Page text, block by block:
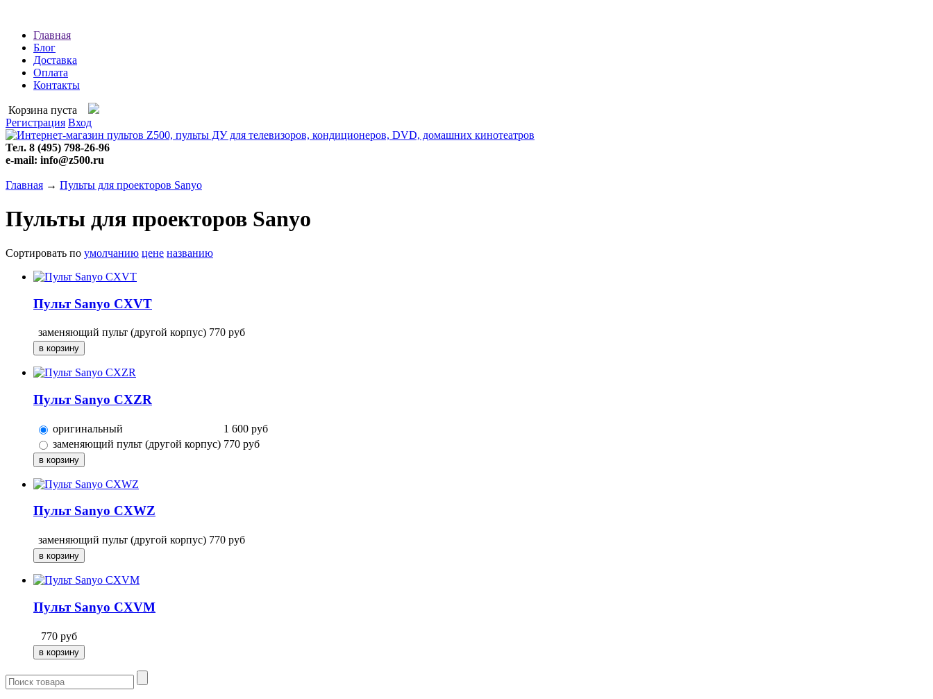
Главная
Блог
Доставка
Оплата
Контакты
Корзина пуста
Регистрация Вход
Тел. 8 (495) 798-26-96
e-mail: info@z500.ru
Главная → Пульты для проекторов Sanyo
Пульты для проекторов Sanyo
Сортировать по умолчанию цене названию
Пульт Sanyo CXVT
заменяющий пульт (другой корпус) 770 руб
Пульт Sanyo CXZR
оригинальный 1 600 руб
заменяющий пульт (другой корпус) 770 руб
Пульт Sanyo CXWZ
заменяющий пульт (другой корпус) 770 руб
Пульт Sanyo CXVM
770 руб